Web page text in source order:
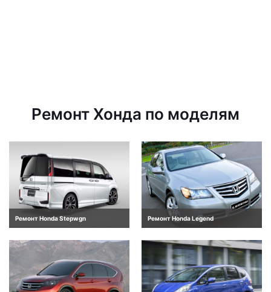
Ремонт Хонда по моделям
Ремонт Honda Stepwgn Ремонт Honda Legend